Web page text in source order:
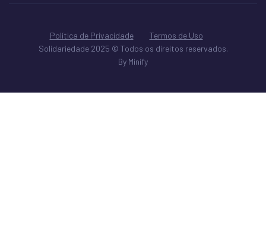
Política de Privacidade
Termos de Uso
Solidariedade 2025 © Todos os direitos reservados.
By Minify